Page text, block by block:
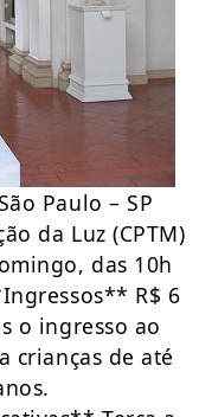
Paulo – SP
da Luz (CPTM)
das 10h
R$ 6
o ingresso ao
crianças de até